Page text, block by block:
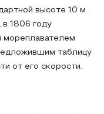
высоте 10 м.
1806 году
мореплавателем
таблицу
от его скорости.